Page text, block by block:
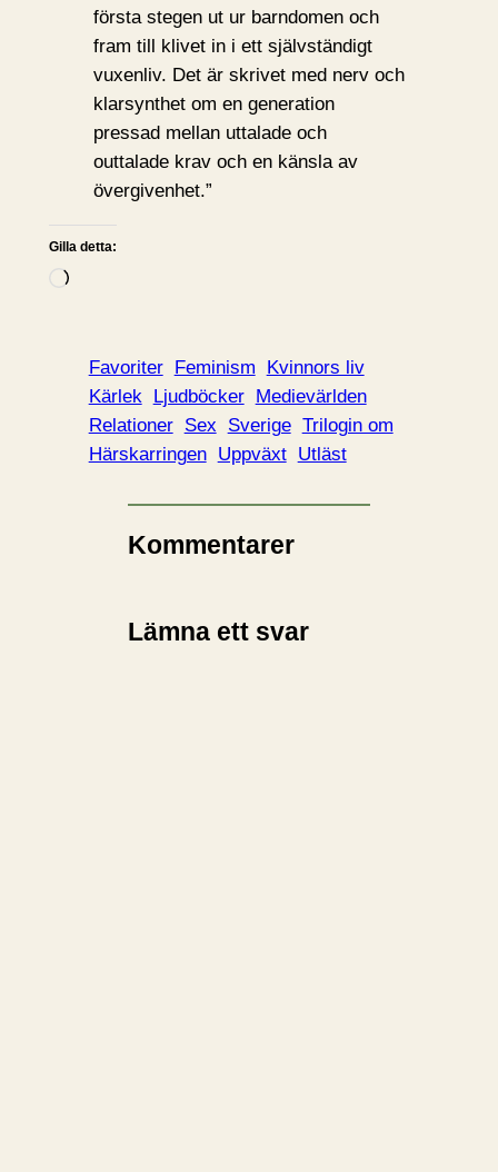
första stegen ut ur barndomen och
fram till klivet in i ett självständigt
vuxenliv. Det är skrivet med nerv och
klarsynthet om en generation
pressad mellan uttalade och
outtalade krav och en känsla av
övergivenhet.”
Gilla detta:
L
Favoriter Feminism
Kvinnors liv
Kärlek
Ljudböcker
Medievärlden
Relationer Sex Sverige Trilogin om
Härskarringen Uppväxt Utläst
Kommentarer
Lämna ett svar